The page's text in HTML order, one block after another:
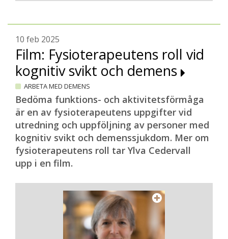
10 feb 2025
Film: Fysioterapeutens roll vid
kognitiv svikt och demens
ARBETA MED DEMENS
Bedöma funktions- och aktivitetsförmåga
är en av fysioterapeutens uppgifter vid
utredning och uppföljning av personer med
kognitiv svikt och demenssjukdom. Mer om
fysioterapeutens roll tar Ylva Cedervall
upp i en film.